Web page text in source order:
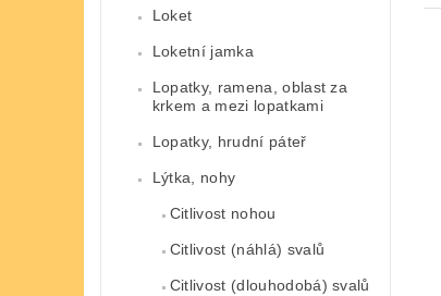
Loket
Loketní jamka
Lopatky, ramena, oblast za
krkem a mezi lopatkami
Lopatky, hrudní páteř
Lýtka, nohy
Citlivost nohou
Citlivost (náhlá) svalů
Citlivost (dlouhodobá) svalů